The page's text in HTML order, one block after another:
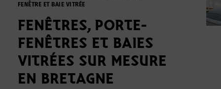
FENÊTRE ET BAIE VITRÉE
FENÊTRES, PORTE-
FENÊTRES ET BAIES
VITRÉES SUR MESURE
EN BRETAGNE